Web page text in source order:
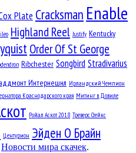
Plate Cracksman Enable
Highland Reel Justify Kentucky
Order Of St George
Ribchester Songbird Stradivarius
Интернешнл Ирландский Чемпион
Краснодарского края Митинг в Довиле
Ройал Аскот 2018 Треверс Стейкс
Центурион Эйден О Брайн
Новости мира скачек.